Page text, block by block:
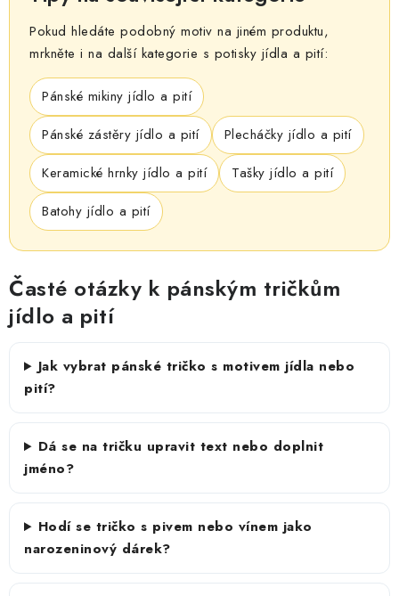
Pokud hledáte podobný motiv na jiném produktu,
mrkněte i na další kategorie s potisky jídla a pití:
Pánské mikiny jídlo a pití
Pánské zástěry jídlo a pití
Plecháčky jídlo a pití
Keramické hrnky jídlo a pití
Tašky jídlo a pití
Batohy jídlo a pití
Časté otázky k pánským tričkům
jídlo a pití
Jak vybrat pánské tričko s motivem jídla nebo
pití?
Dá se na tričku upravit text nebo doplnit
jméno?
Hodí se tričko s pivem nebo vínem jako
narozeninový dárek?